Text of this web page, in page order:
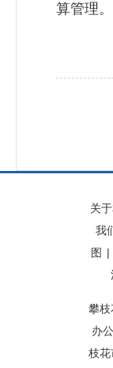
算管理
关
我
图 |
攀枝
办
枝花